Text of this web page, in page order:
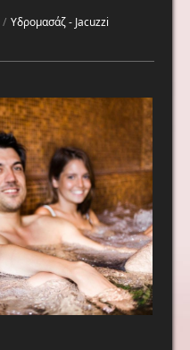
/ Υδρομασάζ - Jacuzzi